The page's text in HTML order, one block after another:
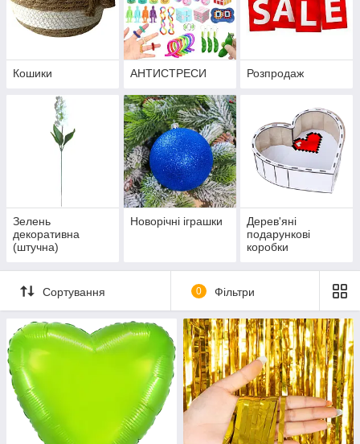
Кошики АНТИСТРЕСИ Розпродаж
Зелень
декоративна
(штучна)
Новорічні іграшки
Дерев'яні
подарункові
коробки
Сортування 0 Фільтри